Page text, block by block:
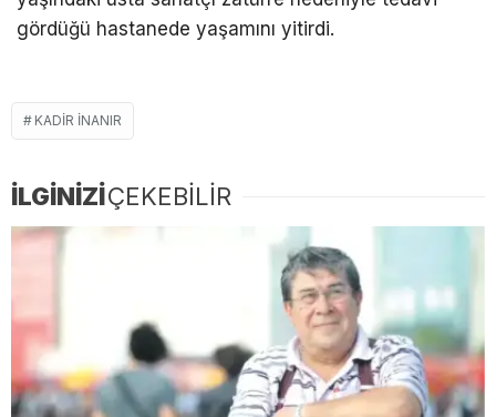
gördüğü hastanede yaşamını yitirdi.
KADIR INANIR
İLGİNİZİÇEKEBİLİR